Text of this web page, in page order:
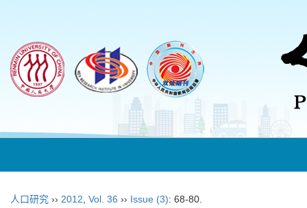
人口研究 ›› 2012 Vol. 36 ›› Issue (3): 68-80.